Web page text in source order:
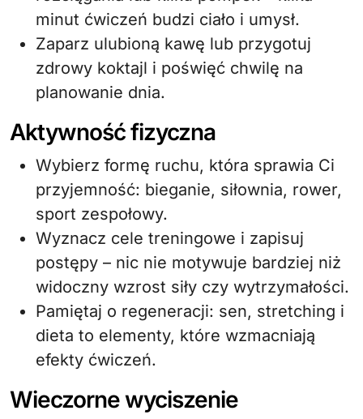
minut ćwiczeń budzi ciało i umysł.
Zaparz ulubioną kawę lub przygotuj
zdrowy koktajl i poświęć chwilę na
planowanie dnia.
Aktywność fizyczna
Wybierz formę ruchu, która sprawia Ci
przyjemność: bieganie, siłownia, rower,
sport zespołowy.
Wyznacz cele treningowe i zapisuj
postępy – nic nie motywuje bardziej niż
widoczny wzrost siły czy wytrzymałości.
Pamiętaj o regeneracji: sen, stretching i
dieta to elementy, które wzmacniają
efekty ćwiczeń.
Wieczorne wyciszenie